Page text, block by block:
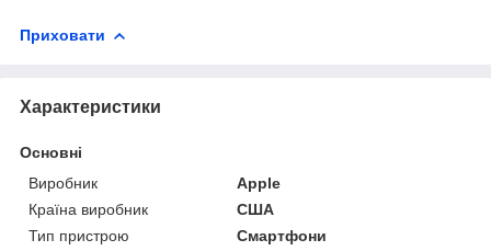
Приховати
Характеристики
Основні
Виробник
Apple
Країна виробник
США
Тип пристрою
Смартфони